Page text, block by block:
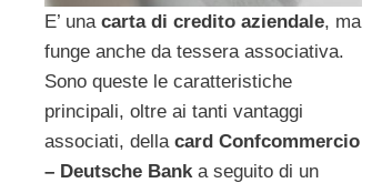
E’ una carta di credito aziendale, ma
funge anche da tessera associativa.
Sono queste le caratteristiche
principali, oltre ai tanti vantaggi
associati, della card Confcommercio
– Deutsche Bank a seguito di un